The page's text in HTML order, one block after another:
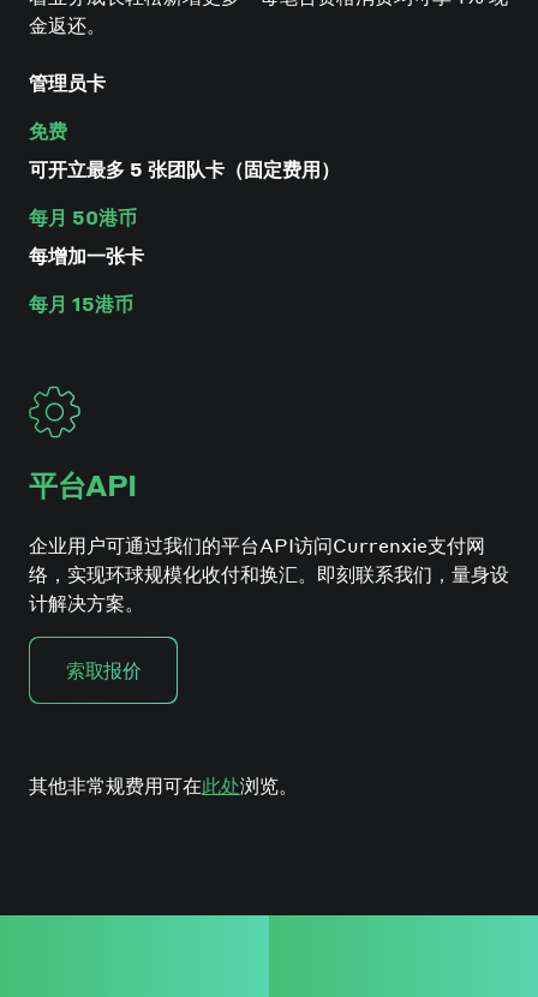
金返还。
管理员卡
免费
可开立最多 5 张团队卡（固定费用）
每月 50港币
每增加一张卡
每月 15港币
平台API
企业用户可通过我们的平台API访问Currenxie支付网
络，实现环球规模化收付和换汇。即刻联系我们，量身设
计解决方案。
索取报价
其他非常规费用可在此处浏览。